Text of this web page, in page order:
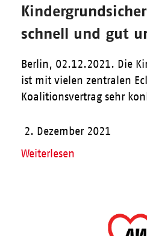
schnell und gut
Berlin, 02.12.2021. Die
ist mit vielen zentralen
Koalitionsvertrag sehr
2. Dezember 2021
Weiterlesen